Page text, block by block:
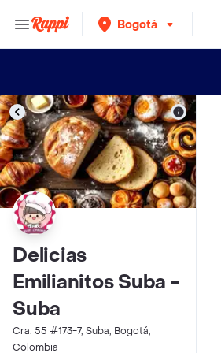
Bogotá
Delicias
Emilianitos Suba -
Suba
Cra. 55 #173-7, Suba, Bogotá,
Colombia